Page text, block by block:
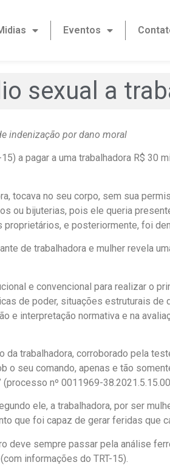
Eventos
sexual a
indenização por dano moral
a pagar a uma trabalhadora R$ 30
tocava no seu corpo, sem sua
ou bijuterias, pois ele queria
e posteriormente, foi
de trabalhadora e mulher revela
e convencional para realizar o
de poder, situações estruturais de
interpretação normativa e na
trabalhadora, corroborado pela
o seu comando, apenas e tão
nº 0011969-
ele, a trabalhadora, por ser
que foi capaz de gerar feridas que
deve sempre passar pela análise
informações do TRT-15).